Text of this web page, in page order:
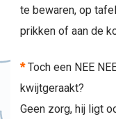
te bewaren, op
prikken of aan de
*Toch een NEE
kwijtgeraakt?
Geen zorg, hij ligt